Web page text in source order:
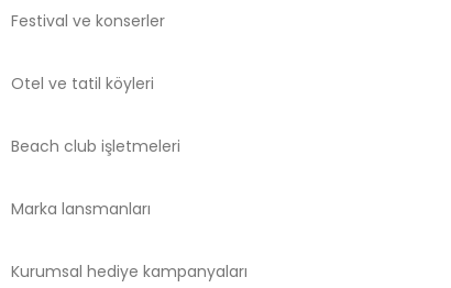
Festival ve konserler
Otel ve tatil köyleri
Beach club işletmeleri
Marka lansmanları
Kurumsal hediye kampanyaları